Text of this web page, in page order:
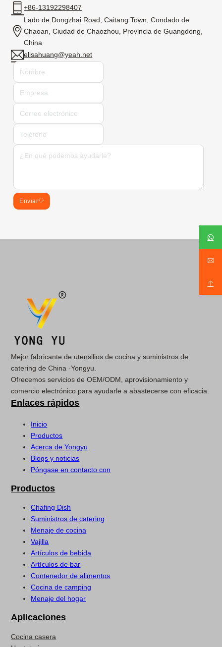
+86-13192298407
Lado de Dongzhai Road, Caitang Town, Condado de
Chaoan, Ciudad de Chaozhou, Provincia de Guangdong,
China
elisahuang@yeah.net
Enviar
Mejor fabricante de utensilios de cocina y suministros de
catering de China -Yongyu.
Ofrecemos servicios de OEM/ODM, aprovisionamiento y
comercio electrónico para ayudarle a abastecerse con eficacia.
Enlaces rápidos
Inicio
Productos
Acerca de Yongyu
Blogs y noticias
Póngase en contacto con
Productos
Chafing Dish
Suministros de catering
Menaje de cocina
Vajilla
Artículos de bebida
Artículos de bar
Contenedor de alimentos
Cocina de camping
Menaje del hogar
Aplicaciones
Cocina casera